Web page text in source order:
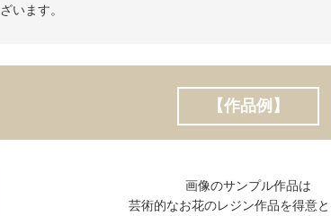
ざいます。
【作品例】
画像のサンプル作品は
芸術的なお花のレジン作品を得意